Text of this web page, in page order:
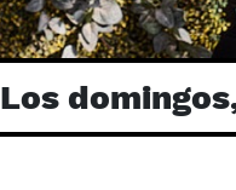
Los